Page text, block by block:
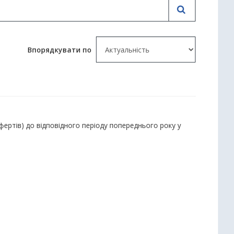
Впорядкувати по
до відповідного періоду попереднього року у